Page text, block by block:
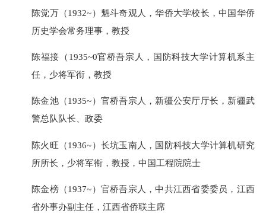
陈觉万（1932~）魁斗奇观人，华侨大学校长，中国华侨
历史学会常务理事，教授
陈福接（1935~0官桥吾宗人，国防科技大学计算机系主
任，少将军衔，教授
陈金池（1935~）官桥吾宗人，新疆公安厅厅长，新疆武
警总队队长、政委
陈火旺（1936~）长坑玉南人，国防科技大学计算机研究
所所长，少将军衔，教授，中国工程院院士
陈金榜（1937~）官桥吾宗人，中共江西省委委员，江西
省外事办副主任，江西省侨联主席